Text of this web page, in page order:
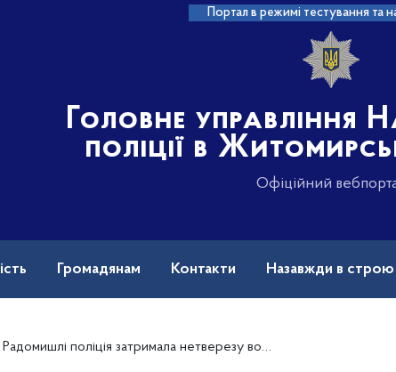
Портал в режимі тестування та
Головне управління
поліції в
Офіційний
Громадянам Контакти Назавжди в строю
поліція затримала нетверезу водійку, яка у ДТП травмувала мотоцикліста